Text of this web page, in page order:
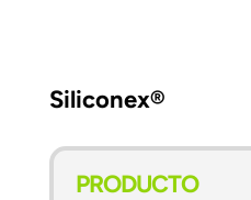
Siliconex®
PRODUCTO